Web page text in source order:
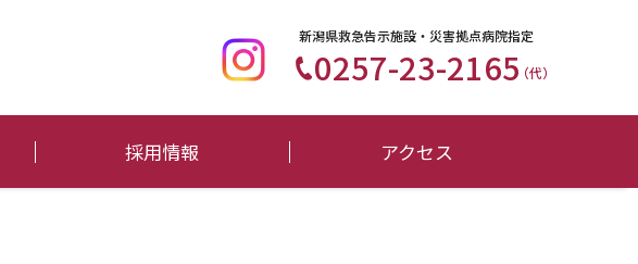
新潟県救急告示施設・災害拠点病院指定
0257-23-2165（代）
採用情報 アクセス